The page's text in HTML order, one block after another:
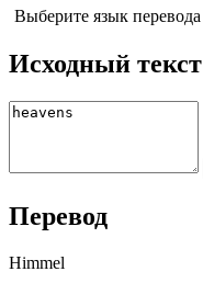
Выберите язык перевода
Исходный текст
Перевод
Himmel